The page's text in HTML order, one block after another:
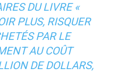
DU LIVRE «
PLUS, RISQUER
PAR LE
AU COÛT
DE DOLLARS,